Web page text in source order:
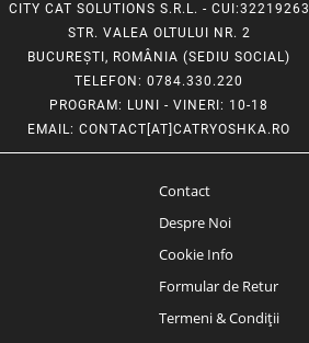
CITY CAT SOLUTIONS S.R.L. - CUI:32219263
STR. VALEA OLTULUI NR. 2
BUCUREȘTI, ROMÂNIA (SEDIU SOCIAL)
TELEFON : 0784.330.220
PROGRAM: LUNI - VINERI: 10-18
EMAIL: CONTACT[AT]CATRYOSHKA.RO
Contact
Despre Noi
Cookie Info
Formular de Retur
Termeni & Condiții